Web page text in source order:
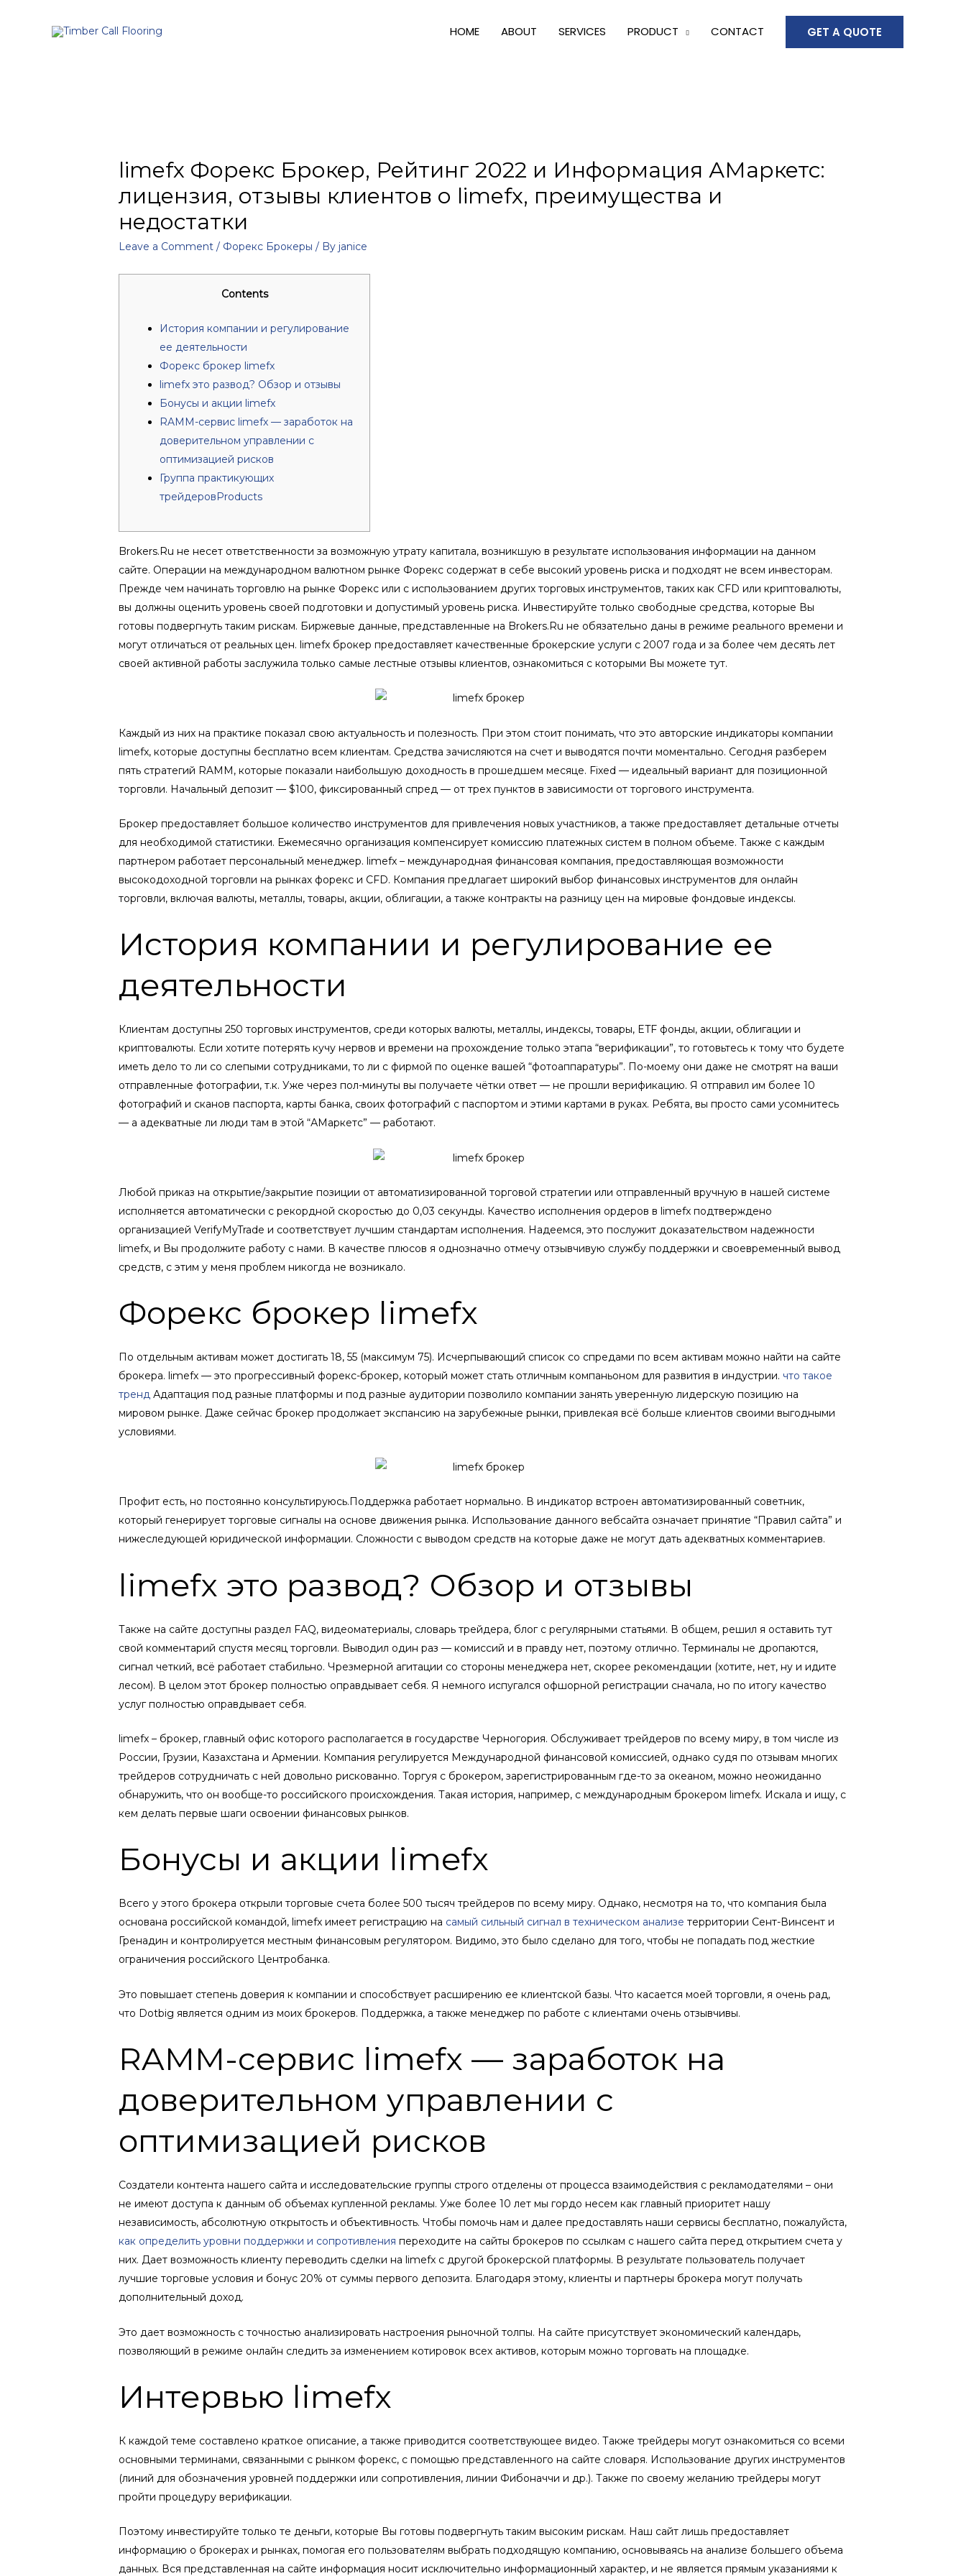
HOME ABOUT SERVICES PRODUCT CONTACT GET A QUOTE
limefx Форекс Брокер, Рейтинг 2022 и Информация АМаркетс:
лицензия, отзывы клиентов о limefx, преимущества и
недостатки
Leave a Comment / Форекс Брокеры / By janice
Contents
История компании и регулирование
ее деятельности
Форекс брокер limefx
limefx это развод? Обзор и отзывы
Бонусы и акции limefx
RAMM-сервис limefx — заработок на
доверительном управлении с
оптимизацией рисков
Группа практикующих
трейдеровProducts
Brokers.Ru не несет ответственности за возможную утрату капитала, возникшую в результате использования информации на данном
сайте. Операции на международном валютном рынке Форекс содержат в себе высокий уровень риска и подходят не всем инвесторам.
Прежде чем начинать торговлю на рынке Форекс или с использованием других торговых инструментов, таких как CFD или криптовалюты,
вы должны оценить уровень своей подготовки и допустимый уровень риска. Инвестируйте только свободные средства, которые Вы
готовы подвергнуть таким рискам. Биржевые данные, представленные на Brokers.Ru не обязательно даны в режиме реального времени и
могут отличаться от реальных цен. limefx брокер предоставляет качественные брокерские услуги с 2007 года и за более чем десять лет
своей активной работы заслужила только самые лестные отзывы клиентов, ознакомиться с которыми Вы можете тут.
Каждый из них на практике показал свою актуальность и полезность. При этом стоит понимать, что это авторские индикаторы компании
limefx, которые доступны бесплатно всем клиентам. Средства зачисляются на счет и выводятся почти моментально. Сегодня разберем
пять стратегий RAMM, которые показали наибольшую доходность в прошедшем месяце. Fixed — идеальный вариант для позиционной
торговли. Начальный депозит — $100, фиксированный спред — от трех пунктов в зависимости от торгового инструмента.
Брокер предоставляет большое количество инструментов для привлечения новых участников, а также предоставляет детальные отчеты
для необходимой статистики. Ежемесячно организация компенсирует комиссию платежных систем в полном объеме. Также с каждым
партнером работает персональный менеджер. limefx – международная финансовая компания, предоставляющая возможности
высокодоходной торговли на рынках форекс и CFD. Компания предлагает широкий выбор финансовых инструментов для онлайн
торговли, включая валюты, металлы, товары, акции, облигации, а также контракты на разницу цен на мировые фондовые индексы.
История компании и регулирование ее
деятельности
Клиентам доступны 250 торговых инструментов, среди которых валюты, металлы, индексы, товары, ETF фонды, акции, облигации и
криптовалюты. Если хотите потерять кучу нервов и времени на прохождение только этапа “верификации”, то готовьтесь к тому что будете
иметь дело то ли со слепыми сотрудниками, то ли с фирмой по оценке вашей “фотоаппаратуры”. По-моему они даже не смотрят на ваши
отправленные фотографии, т.к. Уже через пол-минуты вы получаете чётки ответ — не прошли верификацию. Я отправил им более 10
фотографий и сканов паспорта, карты банка, своих фотографий с паспортом и этими картами в руках. Ребята, вы просто сами усомнитесь
— а адекватные ли люди там в этой “АМаркетс” — работают.
Любой приказ на открытие/закрытие позиции от автоматизированной торговой стратегии или отправленный вручную в нашей системе
исполняется автоматически с рекордной скоростью до 0,03 секунды. Качество исполнения ордеров в limefx подтверждено
организацией VerifyMyTrade и соответствует лучшим стандартам исполнения. Надеемся, это послужит доказательством надежности
limefx, и Вы продолжите работу с нами. В качестве плюсов я однозначно отмечу отзывчивую службу поддержки и своевременный вывод
средств, с этим у меня проблем никогда не возникало.
Форекс брокер limefx
По отдельным активам может достигать 18, 55 (максимум 75). Исчерпывающий список со спредами по всем активам можно найти на сайте
брокера. limefx — это прогрессивный форекс-брокер, который может стать отличным компаньоном для развития в индустрии. что такое
тренд Адаптация под разные платформы и под разные аудитории позволило компании занять уверенную лидерскую позицию на
мировом рынке. Даже сейчас брокер продолжает экспансию на зарубежные рынки, привлекая всё больше клиентов своими выгодными
условиями.
Профит есть, но постоянно консультируюсь.Поддержка работает нормально. В индикатор встроен автоматизированный советник,
который генерирует торговые сигналы на основе движения рынка. Использование данного вебсайта означает принятие “Правил сайта” и
нижеследующей юридической информации. Сложности с выводом средств на которые даже не могут дать адекватных комментариев.
limefx это развод? Обзор и отзывы
Также на сайте доступны раздел FAQ, видеоматериалы, словарь трейдера, блог с регулярными статьями. В общем, решил я оставить тут
свой комментарий спустя месяц торговли. Выводил один раз — комиссий и в правду нет, поэтому отлично. Терминалы не дропаются,
сигнал четкий, всё работает стабильно. Чрезмерной агитации со стороны менеджера нет, скорее рекомендации (хотите, нет, ну и идите
лесом). В целом этот брокер полностью оправдывает себя. Я немного испугался офшорной регистрации сначала, но по итогу качество
услуг полностью оправдывает себя.
limefx – брокер, главный офис которого располагается в государстве Черногория. Обслуживает трейдеров по всему миру, в том числе из
России, Грузии, Казахстана и Армении. Компания регулируется Международной финансовой комиссией, однако судя по отзывам многих
трейдеров сотрудничать с ней довольно рискованно. Торгуя с брокером, зарегистрированным где-то за океаном, можно неожиданно
обнаружить, что он вообще-то российского происхождения. Такая история, например, с международным брокером limefx. Искала и ищу, с
кем делать первые шаги освоении финансовых рынков.
Бонусы и акции limefx
Всего у этого брокера открыли торговые счета более 500 тысяч трейдеров по всему миру. Однако, несмотря на то, что компания была
основана российской командой, limefx имеет регистрацию на самый сильный сигнал в техническом анализе территории Сент-Винсент и
Гренадин и контролируется местным финансовым регулятором. Видимо, это было сделано для того, чтобы не попадать под жесткие
ограничения российского Центробанка.
Это повышает степень доверия к компании и способствует расширению ее клиентской базы. Что касается моей торговли, я очень рад,
что Dotbig является одним из моих брокеров. Поддержка, а также менеджер по работе с клиентами очень отзывчивы.
RAMM-сервис limefx — заработок на
доверительном управлении с
оптимизацией рисков
Создатели контента нашего сайта и исследовательские группы строго отделены от процесса взаимодействия с рекламодателями – они
не имеют доступа к данным об объемах купленной рекламы. Уже более 10 лет мы гордо несем как главный приоритет нашу
независимость, абсолютную открытость и объективность. Чтобы помочь нам и далее предоставлять наши сервисы бесплатно, пожалуйста,
как определить уровни поддержки и сопротивления переходите на сайты брокеров по ссылкам с нашего сайта перед открытием счета у
них. Дает возможность клиенту переводить сделки на limefx с другой брокерской платформы. В результате пользователь получает
лучшие торговые условия и бонус 20% от суммы первого депозита. Благодаря этому, клиенты и партнеры брокера могут получать
дополнительный доход.
Это дает возможность с точностью анализировать настроения рыночной толпы. На сайте присутствует экономический календарь,
позволяющий в режиме онлайн следить за изменением котировок всех активов, которым можно торговать на площадке.
Интервью limefx
К каждой теме составлено краткое описание, а также приводится соответствующее видео. Также трейдеры могут ознакомиться со всеми
основными терминами, связанными с рынком форекс, с помощью представленного на сайте словаря. Использование других инструментов
(линий для обозначения уровней поддержки или сопротивления, линии Фибоначчи и др.). Также по своему желанию трейдеры могут
пройти процедуру верификации.
Поэтому инвестируйте только те деньги, которые Вы готовы подвергнуть таким высоким рискам. Наш сайт лишь предоставляет
информацию о брокерах и рынках, помогая его пользователям выбрать подходящую компанию, основываясь на анализе большего объема
данных. Вся представленная на сайте информация носит исключительно информационный характер, и не является прямым указаниями к